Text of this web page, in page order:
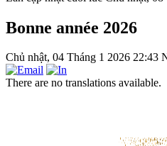
Bonne année 2026
Chủ nhật, 04 Tháng 1 2026 22:43
There are no translations available.